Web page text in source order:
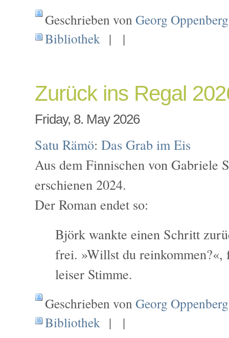
Geschrieben vonGeorg Oppenberg
Bibliothek | |
Zurück ins Regal
Friday, 8. May 2026
Satu Rämö:Das Grab im Eis
Aus dem Finnischen von Gabriele
erschienen 2024.
Der Roman endet so:
Björk wankte einen Schritt
frei. »Willst du reinkommen?«,
leiser Stimme.
Geschrieben vonGeorg Oppenberg
Bibliothek | |